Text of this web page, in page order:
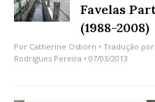
Favelas
(1988-2008)
Por Catherine Osborn • Tradução por
Rodrigues Pereira • 07/03/2013